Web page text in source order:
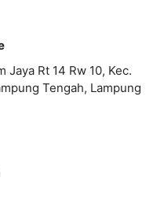
Jaya Rt 14 Rw 10, Kec.
Tengah, Lampung